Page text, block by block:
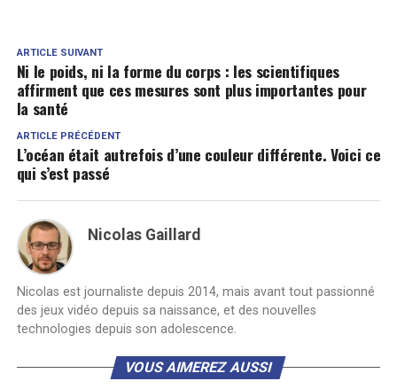
ARTICLE SUIVANT
Ni le poids, ni la forme du corps : les scientifiques
affirment que ces mesures sont plus importantes pour
la santé
ARTICLE PRÉCÉDENT
L’océan était autrefois d’une couleur différente. Voici ce
qui s’est passé
Nicolas Gaillard
Nicolas est journaliste depuis 2014, mais avant tout passionné
des jeux vidéo depuis sa naissance, et des nouvelles
technologies depuis son adolescence.
VOUS AIMEREZ AUSSI